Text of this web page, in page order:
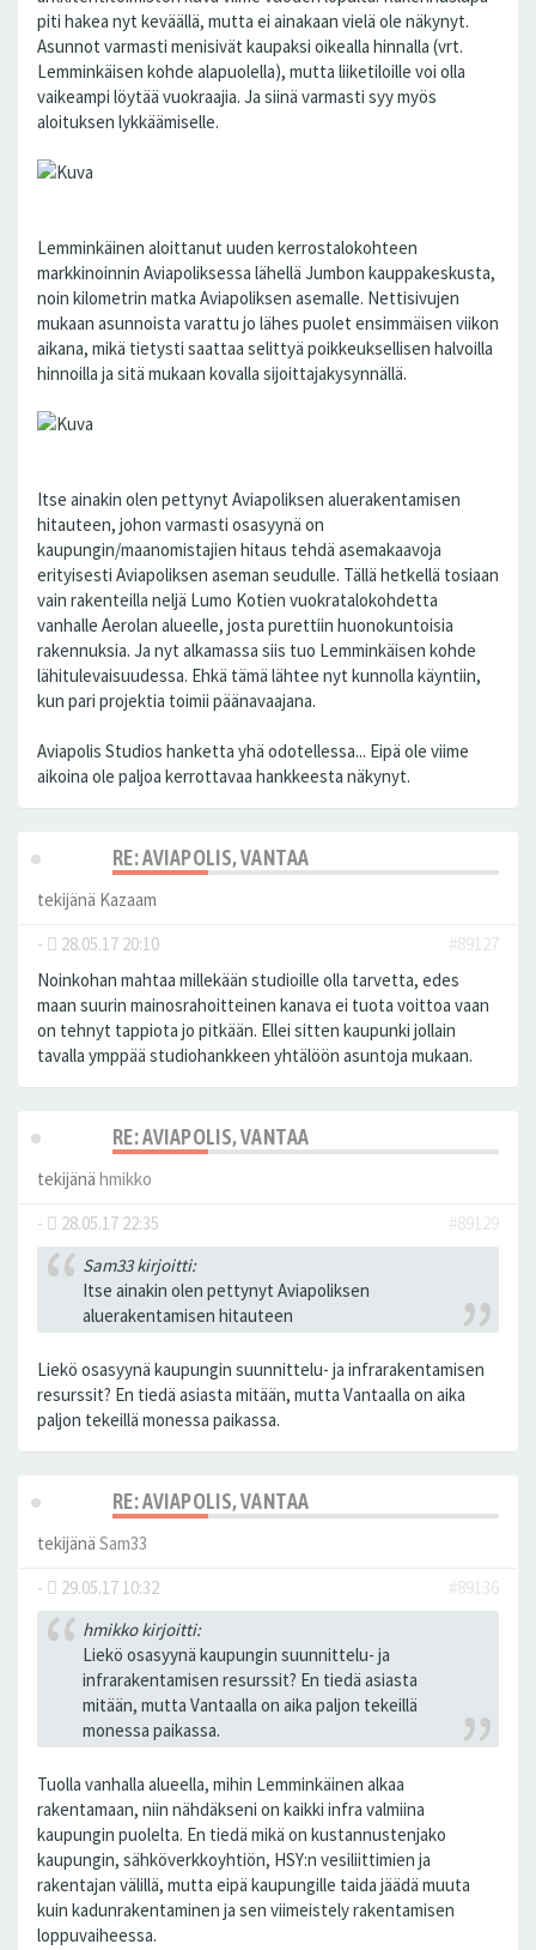
piti hakea nyt keväällä, mutta ei ainakaan vielä ole näkynyt.
Asunnot varmasti menisivät kaupaksi oikealla hinnalla (vrt.
Lemminkäisen kohde alapuolella), mutta liiketiloille voi olla
vaikeampi löytää vuokraajia. Ja siinä varmasti syy myös
aloituksen lykkäämiselle.
Lemminkäinen aloittanut uuden kerrostalokohteen
markkinoinnin Aviapoliksessa lähellä Jumbon kauppakeskusta,
noin kilometrin matka Aviapoliksen asemalle. Nettisivujen
mukaan asunnoista varattu jo lähes puolet ensimmäisen viikon
aikana, mikä tietysti saattaa selittyä poikkeuksellisen halvoilla
hinnoilla ja sitä mukaan kovalla sijoittajakysynnällä.
Itse ainakin olen pettynyt Aviapoliksen aluerakentamisen
hitauteen, johon varmasti osasyynä on
kaupungin/maanomistajien hitaus tehdä asemakaavoja
erityisesti Aviapoliksen aseman seudulle. Tällä hetkellä tosiaan
vain rakenteilla neljä Lumo Kotien vuokratalokohdetta
vanhalle Aerolan alueelle, josta purettiin huonokuntoisia
rakennuksia. Ja nyt alkamassa siis tuo Lemminkäisen kohde
lähitulevaisuudessa. Ehkä tämä lähtee nyt kunnolla käyntiin,
kun pari projektia toimii päänavaajana.
Aviapolis Studios hanketta yhä odotellessa... Eipä ole viime
aikoina ole paljoa kerrottavaa hankkeesta näkynyt.
RE: AVIAPOLIS, VANTAA
tekijänä Kazaam
-
28.05.17 20:10
#89127
Noinkohan mahtaa millekään studioille olla tarvetta, edes
maan suurin mainosrahoitteinen kanava ei tuota voittoa vaan
on tehnyt tappiota jo pitkään. Ellei sitten kaupunki jollain
tavalla ymppää studiohankkeen yhtälöön asuntoja mukaan.
RE: AVIAPOLIS, VANTAA
tekijänä hmikko
-
28.05.17 22:35
#89129
Sam33 kirjoitti:
Itse ainakin olen pettynyt Aviapoliksen
aluerakentamisen hitauteen
Liekö osasyynä kaupungin suunnittelu- ja infrarakentamisen
resurssit? En tiedä asiasta mitään, mutta Vantaalla on aika
paljon tekeillä monessa paikassa.
RE: AVIAPOLIS, VANTAA
tekijänä Sam33
-
29.05.17 10:32
#89136
hmikko kirjoitti:
Liekö osasyynä kaupungin suunnittelu- ja
infrarakentamisen resurssit? En tiedä asiasta
mitään, mutta Vantaalla on aika paljon tekeillä
monessa paikassa.
Tuolla vanhalla alueella, mihin Lemminkäinen alkaa
rakentamaan, niin nähdäkseni on kaikki infra valmiina
kaupungin puolelta. En tiedä mikä on kustannustenjako
kaupungin, sähköverkkoyhtiön, HSY:n vesiliittimien ja
rakentajan välillä, mutta eipä kaupungille taida jäädä muuta
kuin kadunrakentaminen ja sen viimeistely rakentamisen
loppuvaiheessa.